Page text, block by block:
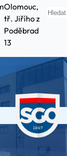
Olomouc,
tř. Jiřího z
Poděbrad
13